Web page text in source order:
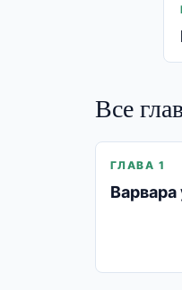
Все
ГЛАВА 1
Варвара